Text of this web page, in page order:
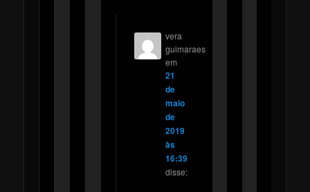
vera
guimaraes
em
21
de
maio
de
2019
às
16:39
disse: